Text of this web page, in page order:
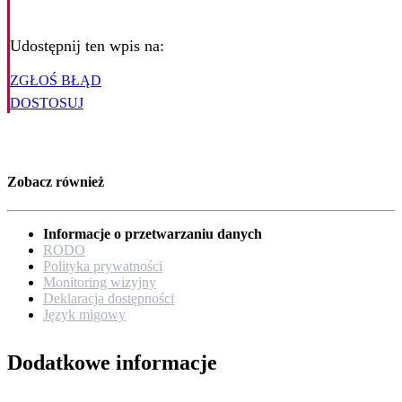
Udostępnij ten wpis na:
ZGŁOŚ BŁĄD
DOSTOSUJ
Zobacz również
Informacje o przetwarzaniu danych
RODO
Polityka prywatności
Monitoring wizyjny
Deklaracja dostępności
Język migowy
Dodatkowe informacje